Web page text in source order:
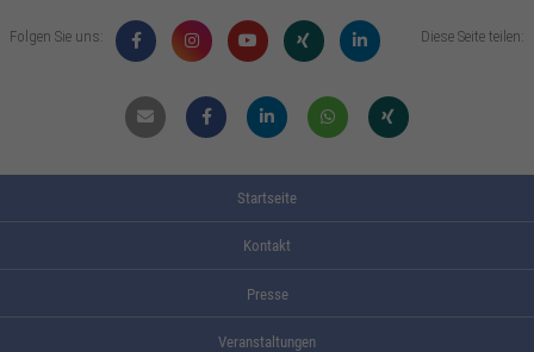
Folgen Sie uns: Diese Seite teilen:
Mail FacebookLinkdin WhatsappXing
Startseite
Kontakt
Presse
Veranstaltungen